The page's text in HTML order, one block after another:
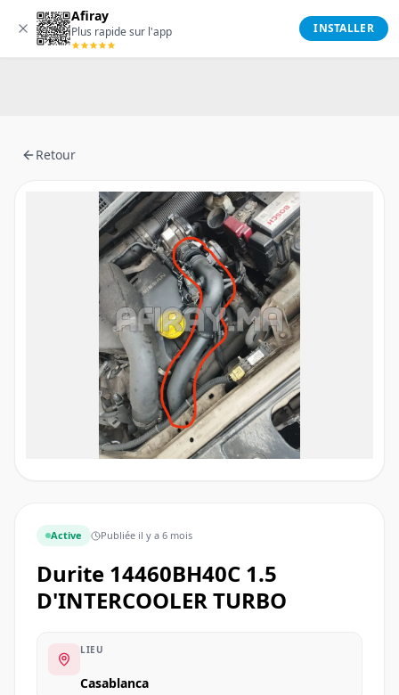
Afiray
Plus rapide sur l'app INSTALLER
Afiray
Retour
Active Publiée il y a 6 mois
Durite 14460BH40C 1.5
D'INTERCOOLER TURBO
LIEU
Casablanca